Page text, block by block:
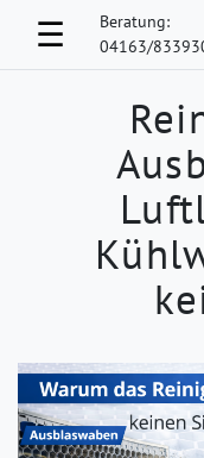
☰
Beratung:
04163/